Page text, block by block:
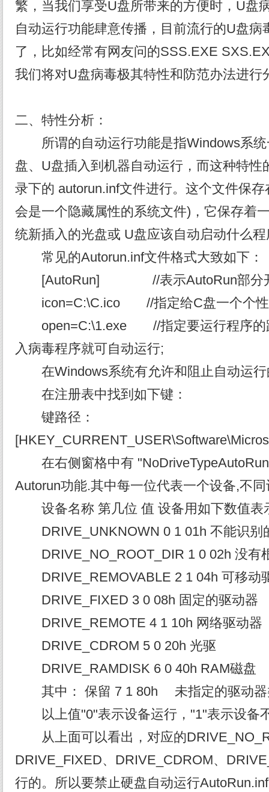
繁，当我们享受U盘所带来的方便时，U盘
自动运行功能肆意传播，目前流行的U盘病
了，比如经常有网友问的SSS.EXE
我们将对U盘病毒极其特性和防范办法进行
二、特性分析：
所谓的自动运行功能是指Windows系统
盘、U盘插入到机器自动运行，而这种特性
录下的 autorun.inf文件进行。这个文件保
会是一个隐藏属性的系统文件)，它保存着
统新插入的光盘或 U盘应该自动启动什么
常见的Autorun.inf文件格式大致如下：
[AutoRun] //表示AutoRun部分开
icon=C:\C.ico //指定给C盘一个个性
open=C:\1.exe //指定要运行程序的
入病毒程序就可自动运行;
在Windows系统有允许和阻止自动运行
在注册表中找到如下键：
键路径：
在右侧窗格中有
Autorun功能.其中每一位代表一个设备,不
设备名称 第几位 值 设备用如下数值表
DRIVE_UNKNOWN 0 1 01h 不能识别
DRIVE_NO_ROOT_DIR 1 0 02h 没有
DRIVE_REMOVABLE 2 1 04h 可移动
DRIVE_FIXED 3 0 08h 固定的驱动器
DRIVE_REMOTE 4 1 10h 网络驱动器
DRIVE_CDROM 5 0 20h 光驱
DRIVE_RAMDISK 6 0 40h RAM磁盘
其中： 保留 7 1 80h 未指定的驱动器
以上值"0"表示设备运行，"1"表示设备
从上面可以看出，对应的
DRIVE_FIXED、DRIVE_CDROM、
行的。所以要禁止硬盘自动运行